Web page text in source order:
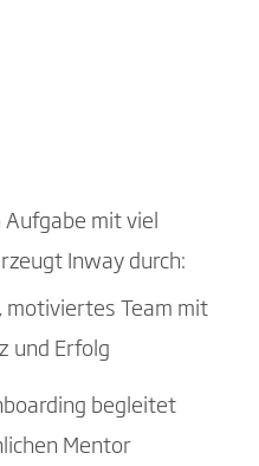
mit viel
Inway durch:
motiviertes Team mit
und Erfolg
begleitet
Mentor